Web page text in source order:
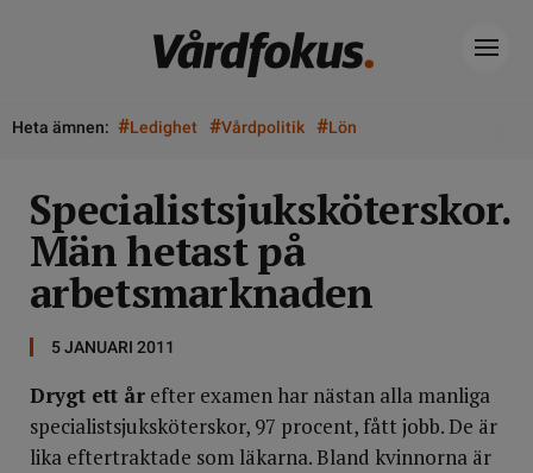
Heta ämnen: #Ledighet #Vårdpolitik #Lön
Specialistsjuksköterskor.
Män hetast på
arbetsmarknaden
5 JANUARI 2011
Drygt ett år efter examen har nästan alla manliga
specialistsjuksköterskor, 97 procent, fått jobb. De är
lika eftertraktade som läkarna. Bland kvinnorna är